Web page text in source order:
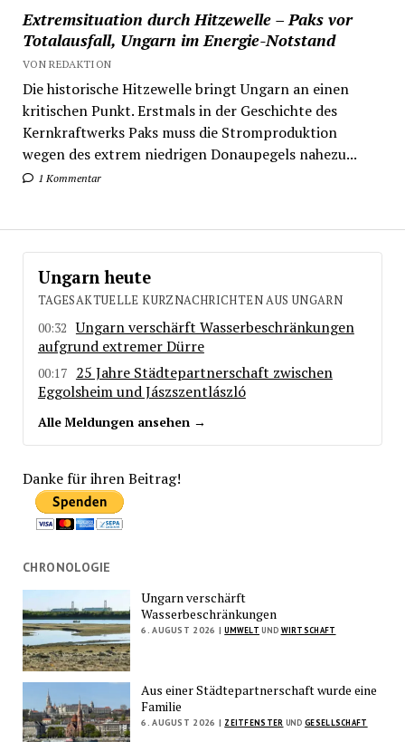
Extremsituation durch Hitzewelle – Paks vor
Totalausfall, Ungarn im Energie-Notstand
VON REDAKTION
Die historische Hitzewelle bringt Ungarn an einen
kritischen Punkt. Erstmals in der Geschichte des
Kernkraftwerks Paks muss die Stromproduktion
wegen des extrem niedrigen Donaupegels nahezu...
1 Kommentar
Ungarn heute
TAGESAKTUELLE KURZNACHRICHTEN AUS UNGARN
00:32
Ungarn verschärft Wasserbeschränkungen
aufgrund extremer Dürre
00:17
25 Jahre Städtepartnerschaft zwischen
Eggolsheim und Jászszentlászló
Alle Meldungen ansehen →
Danke für ihren Beitrag!
CHRONOLOGIE
Ungarn verschärft
Wasserbeschränkungen
6. AUGUST 2026 | UMWELT UND WIRTSCHAFT
Aus einer Städtepartnerschaft wurde eine
Familie
6. AUGUST 2026 | ZEITFENSTER UNDGESELLSCHAFT